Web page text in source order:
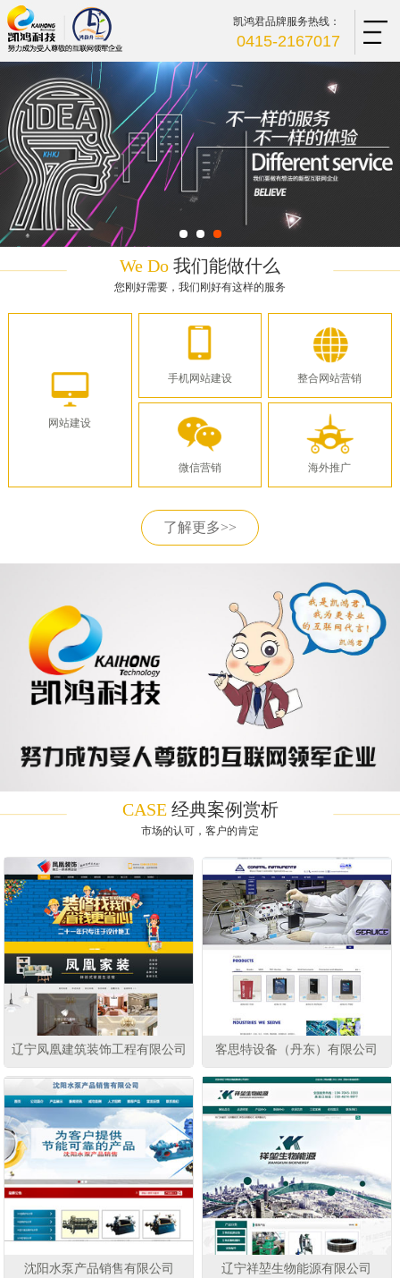
凯鸿君品牌服务热线：
0415-2167017
We Do 我们能做什么
您刚好需要，我们刚好有这样的服务
网站建设
手机网站建设
微信营销
整合网站营销
海外推广
了解更多>>
CASE经典案例赏析
市场的认可，客户的肯定
辽宁凤凰建筑装饰工程有限公司 客思特设备（丹东）有限公司
沈阳水泵产品销售有限公司 辽宁祥堃生物能源有限公司